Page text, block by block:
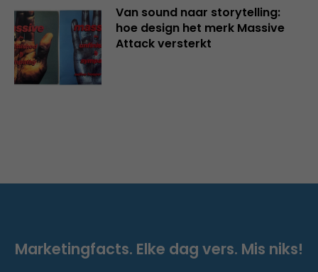
Van sound naar storytelling:
hoe design het merk Massive
Attack versterkt
Marketingfacts. Elke dag vers. Mis niks!